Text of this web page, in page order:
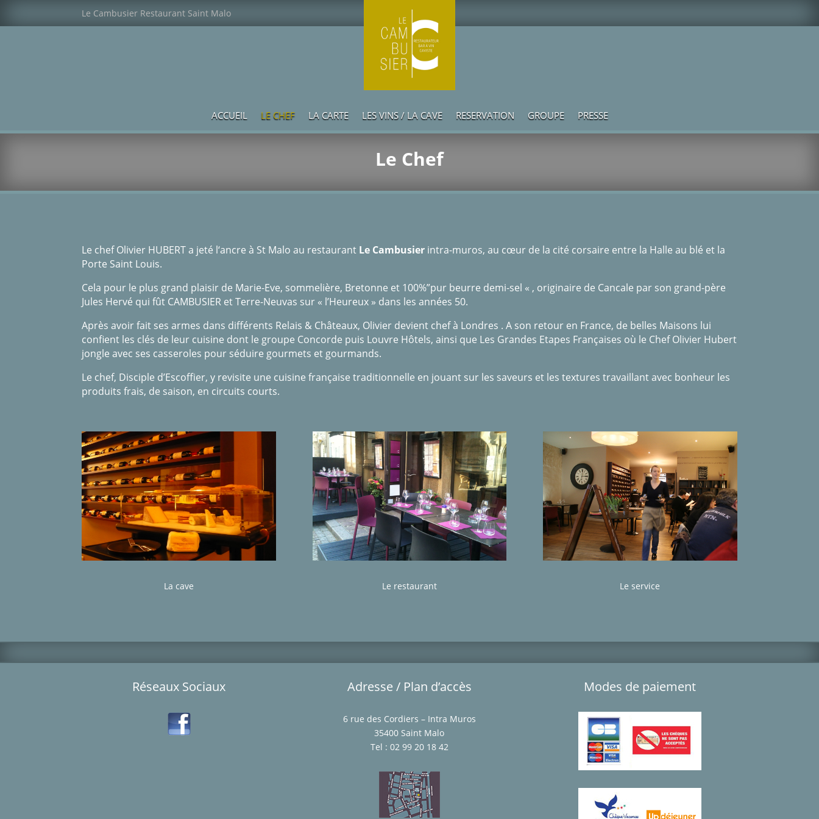
Le Cambusier Restaurant Saint Malo
ACCUEIL LE CHEF LA CARTE LES VINS / LA CAVE RESERVATION GROUPE PRESSE
Le Chef
Le chef Olivier HUBERT a jeté l‘ancre à St Malo au restaurant Le Cambusier intra-muros, au cœur de la cité corsaire entre la Halle au blé et la
Porte Saint Louis.
Cela pour le plus grand plaisir de Marie-Eve, sommelière, Bretonne et 100%”pur beurre demi-sel « , originaire de Cancale par son grand-père
Jules Hervé qui fût CAMBUSIER et Terre-Neuvas sur « l’Heureux » dans les années 50.
Après avoir fait ses armes dans différents Relais & Châteaux, Olivier devient chef à Londres . A son retour en France, de belles Maisons lui
confient les clés de leur cuisine dont le groupe Concorde puis Louvre Hôtels, ainsi que Les Grandes Etapes Françaises où le Chef Olivier Hubert
jongle avec ses casseroles pour séduire gourmets et gourmands.
Le chef, Disciple d’Escoffier, y revisite une cuisine française traditionnelle en jouant sur les saveurs et les textures travaillant avec bonheur les
produits frais, de saison, en circuits courts.
La cave Le restaurant Le service
Réseaux Sociaux Adresse / Plan d’accès
6 rue des Cordiers – Intra Muros
35400 Saint Malo
Tel : 02 99 20 18 42
Modes de paiement